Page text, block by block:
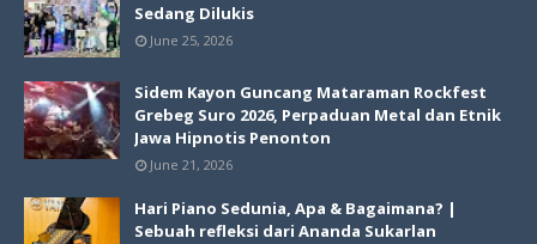
Sedang Dilukis
June 25, 2026
Sidem Kayon Guncang Mataraman Rockfest
Grebeg Suro 2026, Perpaduan Metal dan Etnik
Jawa Hipnotis Penonton
June 21, 2026
Hari Piano Sedunia, Apa & Bagaimana? |
Sebuah refleksi dari Ananda Sukarlan